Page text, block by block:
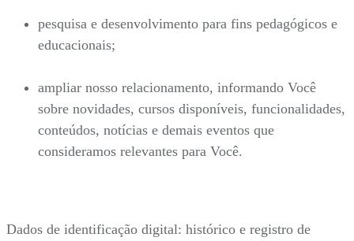
pesquisa e desenvolvimento para fins pedagógicos e
educacionais;
ampliar nosso relacionamento, informando Você
sobre novidades, cursos disponíveis, funcionalidades,
conteúdos, notícias e demais eventos que
consideramos relevantes para Você.
Dados de identificação digital: histórico e registro de